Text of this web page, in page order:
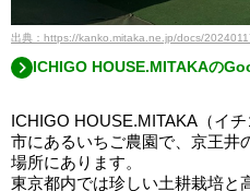
出典：https://kanko.mitaka.ne.jp/docs/
ICHIGO HOUSE.MITAKAの
ICHIGO HOUSE.MITAKA（イ
市にあるいちご農園で、京王井
場所にあります。
東京都内では珍しい土耕栽培と